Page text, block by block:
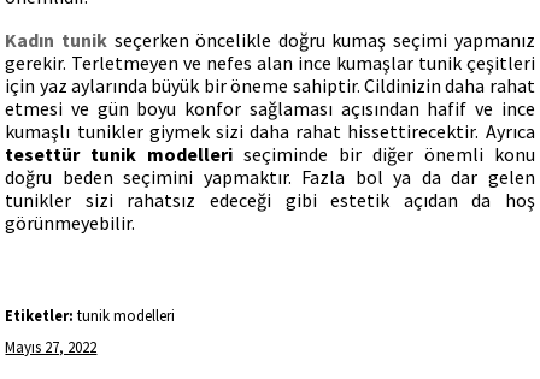
Kadın tunik seçerken öncelikle doğru kumaş seçimi yapmanız
gerekir. Terletmeyen ve nefes alan ince kumaşlar tunik çeşitleri
için yaz aylarında büyük bir öneme sahiptir. Cildinizin daha rahat
etmesi ve gün boyu konfor sağlaması açısından hafif ve ince
kumaşlı tunikler giymek sizi daha rahat hissettirecektir. Ayrıca
tesettür tunik modelleriseçiminde bir diğer önemli konu
doğru beden seçimini yapmaktır. Fazla bol ya da dar gelen
tunikler sizi rahatsız edeceği gibi estetik açıdan da hoş
görünmeyebilir.
Etiketler: tunik modelleri
Mayıs 27, 2022